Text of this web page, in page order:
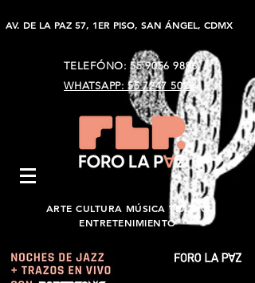
AV. DE LA PAZ 57, 1ER PISO, SAN ÁNGEL, CDMX
TELEFÓNO: 55 9056 9896
WHATSAPP: 55 7247 5023
ARTE CULTURA MÚSICA TEATRO
ENTRETENIMIENTO